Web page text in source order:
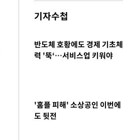
기자수첩
반도체 호황에도 경제 기초체
력 '뚝‘…서비스업 키워야
'홈플 피해' 소상공인 이번에
도 뒷전